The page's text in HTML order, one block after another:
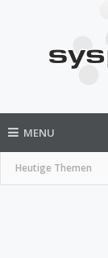
MENU
Heutige Themen